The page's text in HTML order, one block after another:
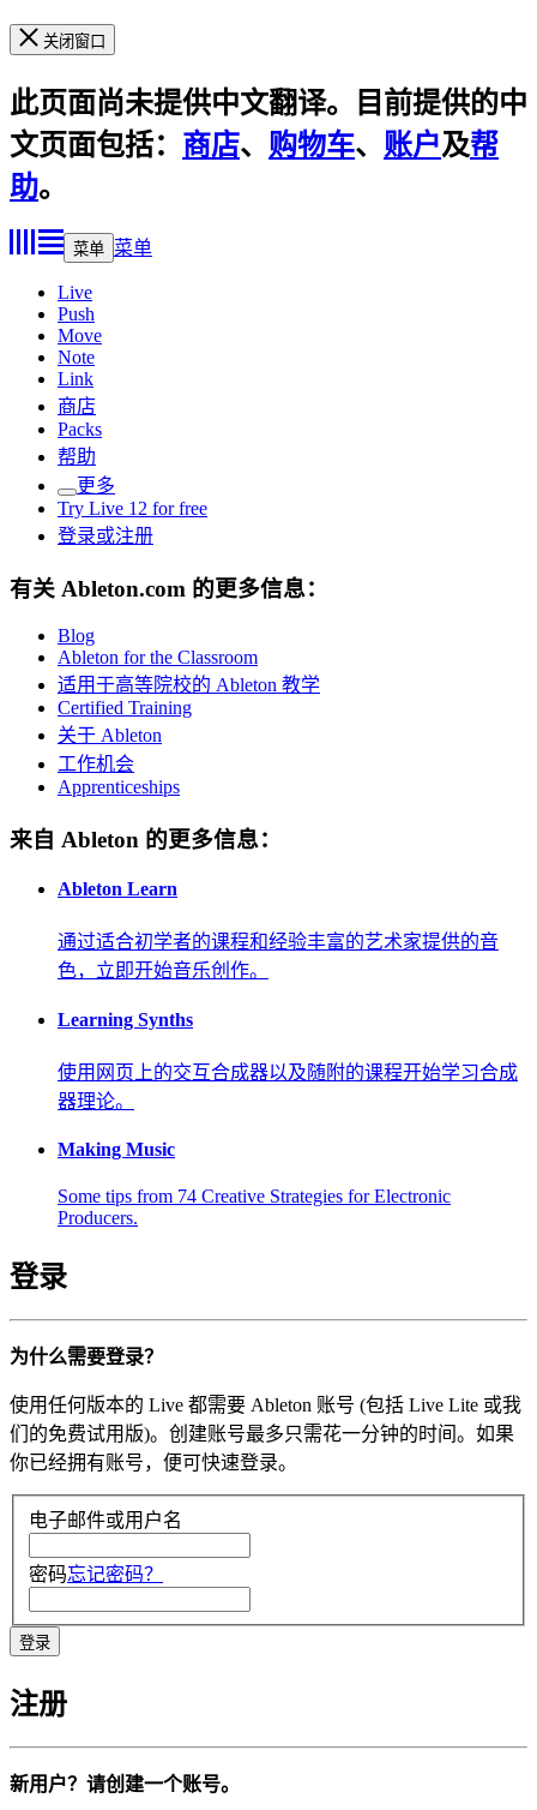
关闭窗口
此页面尚未提供中文翻译。目前提供的中
文页面包括： 商店、 购物车、 账户及帮
助。
菜单 菜单
Live
Push
Move
Note
Link
商店
Packs
帮助
更多
Try Live 12 for free
登录或注册
有关 Ableton.com 的更多信息：
Blog
Ableton for the Classroom
适用于高等院校的 Ableton 教学
Certified Training
关于 Ableton
工作机会
Apprenticeships
来自 Ableton 的更多信息：
Ableton Learn
通过适合初学者的课程和经验丰富的艺术家提供的音
色，立即开始音乐创作。
Learning Synths
使用网页上的交互合成器以及随附的课程开始学习合成
器理论。
Making Music
Some tips from 74 Creative Strategies for Electronic
Producers.
登录
为什么需要登录？
使用任何版本的 Live 都需要 Ableton 账号 (包括 Live Lite 或我
们的免费试用版)。创建账号最多只需花一分钟的时间。如果
你已经拥有账号，便可快速登录。
电子邮件或用户名
密码忘记密码？
注册
新用户？请创建一个账号。